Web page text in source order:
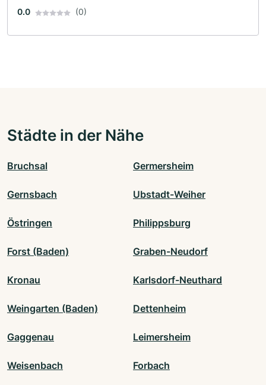
0.0 (0)
Städte in der Nähe
Bruchsal Germersheim
Gernsbach Ubstadt-Weiher
Östringen Philippsburg
Forst (Baden) Graben-Neudorf
Kronau Karlsdorf-Neuthard
Weingarten (Baden) Dettenheim
Gaggenau Leimersheim
Weisenbach Forbach